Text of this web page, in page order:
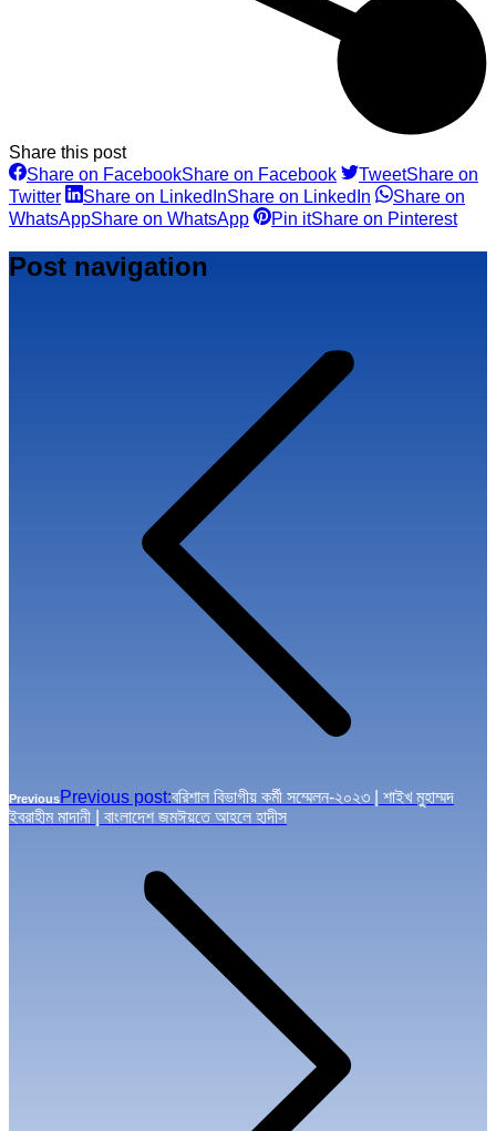
Share this post
Share on FacebookShare on Facebook TweetShare on
Twitter
Share on LinkedInShare on LinkedIn
Share on
WhatsAppShare on WhatsApp Pin itShare on Pinterest
Post navigation
PreviousPrevious post:বরিশাল বিভাগীয় কর্মী সম্মেলন-২০২৩ | শাইখ মুহাম্মদ
ইবরাহীম মাদানী | বাংলাদেশ জমঈয়তে আহলে হাদীস